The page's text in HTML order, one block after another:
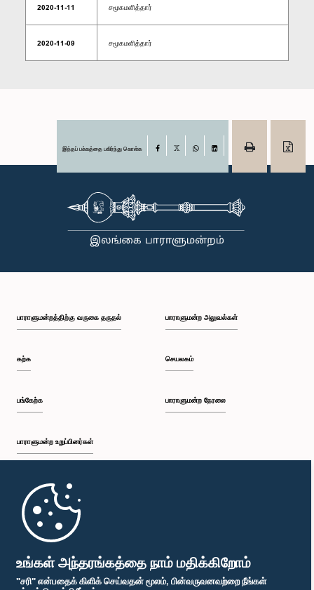
உங்கள் அந்தரங்கத்தை நாம் மதிக்கிறோம்
"சரி" என்பதைக் கிளிக் செய்வதன் மூலம், பின்வருவனவற்றை நீங்கள்
2020-11-11 சமூகமளித்தார்
2020-11-09 சமூகமளித்தார்
இந்தப் பக்கத்தை பகிர்ந்து கொள்க Facebook
பாராளுமன்றத்திற்கு வருகை தருதல்
கற்க
பங்கேற்க
பாராளுமன்ற உறுப்பினர்கள்
முதற்பக்கம்
பாராளுமன்ற அலுவல்கள்
செயலகம்
பாராளுமன்ற நேரலை
பாராளுமன்ற கையடக்க செயலி